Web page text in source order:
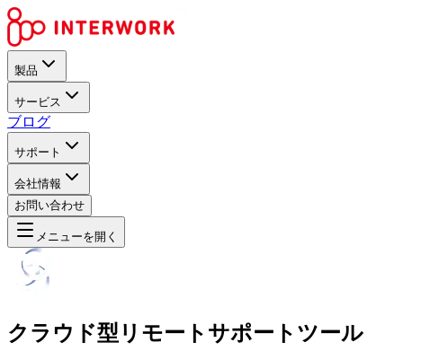
製品
サービス
ブログ
サポート
会社情報
お問い合わせ
メニューを開く
クラウド型リモートサポートツール